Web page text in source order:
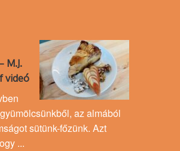
M.J.
videó
az almából
sütünk-főzünk. Azt
...